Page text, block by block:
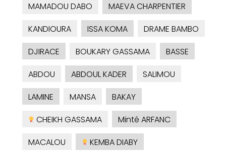
MAMADOU DABO
MAEVA CHARPENTIER
KANDIOURA
ISSA KOMA
DRAME BAMBO
DJIRACE
BOUKARY GASSAMA
BASSE
ABDOU
ABDOUL KADER
SALIMOU
LAMINE
MANSA
BAKAY
CHEIKH GASSAMA
Minté ARFANC
MACALOU
KEMBA DIABY